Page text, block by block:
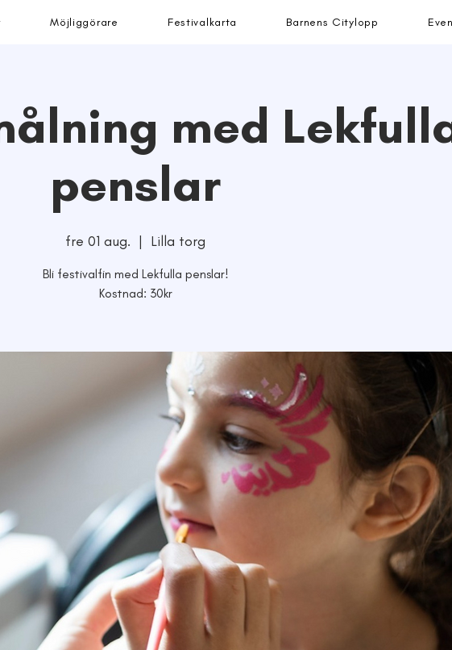
Möjliggörare Festivalkarta Barnens Citylopp
med
penslar
fre 01 aug.
  |
Lilla torg
Bli festivalfin med Lekfulla penslar!
Kostnad: 30kr